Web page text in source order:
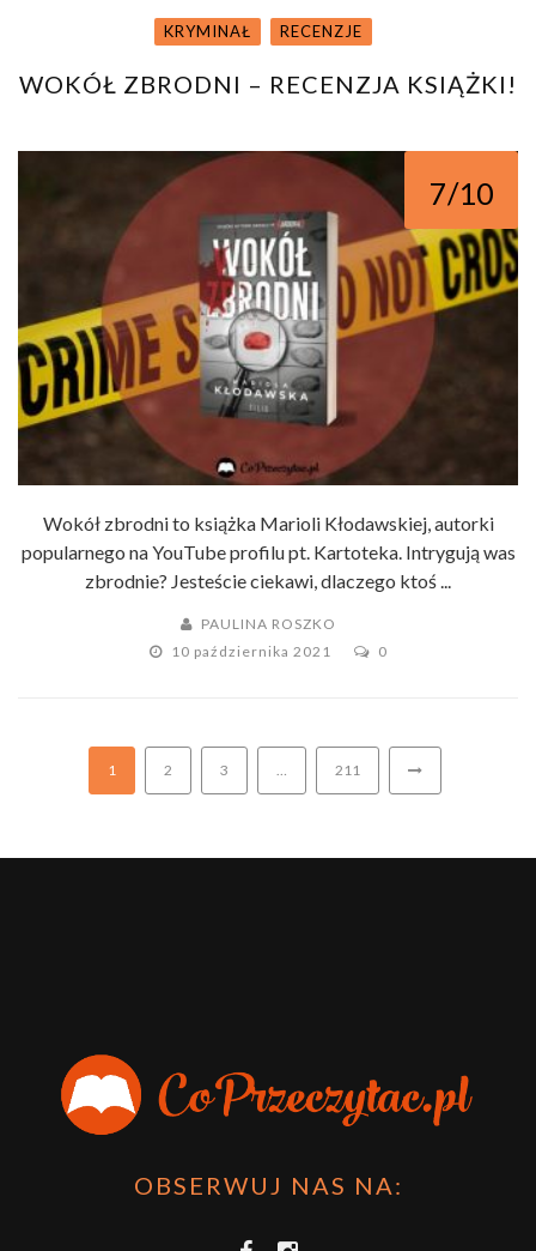
KRYMINAŁ RECENZJE
WOKÓŁ ZBRODNI – RECENZJA KSIĄŻKI!
7/10
Wokół zbrodni to książka Marioli Kłodawskiej, autorki
popularnego na YouTube profilu pt. Kartoteka. Intrygują was
zbrodnie? Jesteście ciekawi, dlaczego ktoś ...
PAULINA ROSZKO
10 października 2021
0
1 2 3 211
OBSERWUJ NAS NA: